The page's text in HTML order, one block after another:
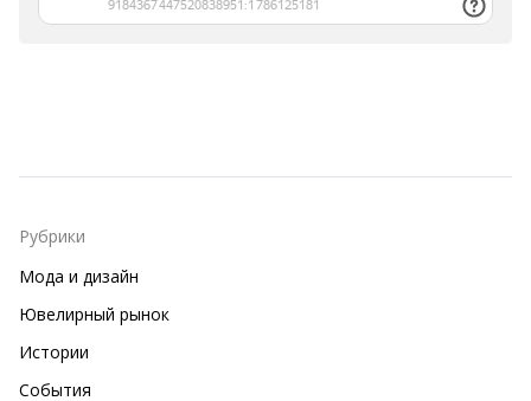
Рубрики
Мода и дизайн
Ювелирный рынок
Истории
События